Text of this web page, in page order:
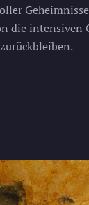
die intensiven